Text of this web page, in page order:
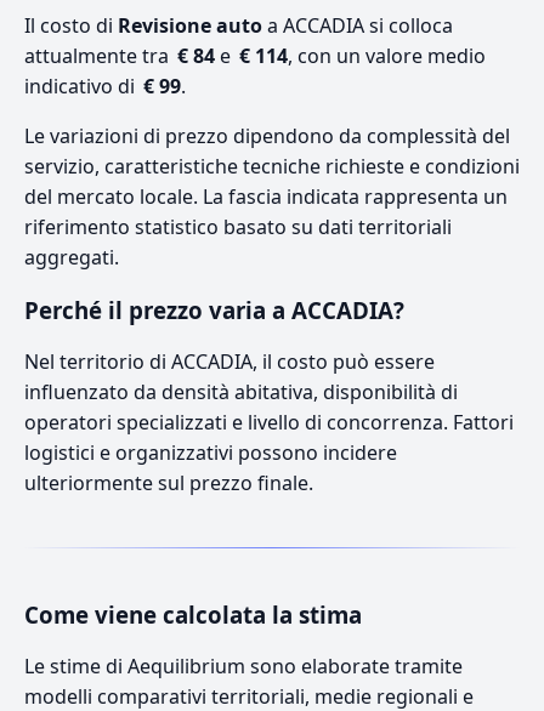
Il costo di Revisione autoa ACCADIA si colloca
attualmente tra € 84e € 114, con un valore medio
indicativo di € 99.
Le variazioni di prezzo dipendono da complessità del
servizio, caratteristiche tecniche richieste e condizioni
del mercato locale. La fascia indicata rappresenta un
riferimento statistico basato su dati territoriali
aggregati.
Perché il prezzo varia a ACCADIA?
Nel territorio di ACCADIA, il costo può essere
influenzato da densità abitativa, disponibilità di
operatori specializzati e livello di concorrenza. Fattori
logistici e organizzativi possono incidere
ulteriormente sul prezzo finale.
Come viene calcolata la stima
Le stime di Aequilibrium sono elaborate tramite
modelli comparativi territoriali, medie regionali e